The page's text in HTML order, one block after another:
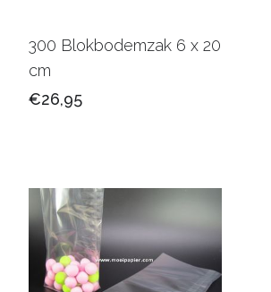
300 Blokbodemzak 6 x 20
cm
€26,95